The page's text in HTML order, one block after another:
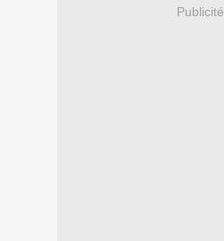
Publicité